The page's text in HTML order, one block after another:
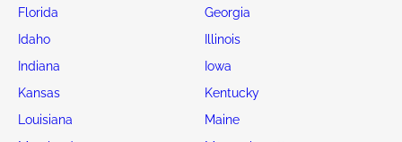
Florida
Georgia
Idaho
Illinois
Indiana
Iowa
Kansas
Kentucky
Louisiana
Maine